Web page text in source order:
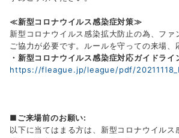
≪新型コロナウイルス感染症対策≫
新型コロナウイルス感染拡大防止の為、フ
ご協力が必要です。ルールを守っての来場、
・新型コロナウイルス感染症対応ガイドライ
https://fleague.jp/league/pdf/
■ご来場前のお願い:
以下に当てはまる方は、新型コロナウイル